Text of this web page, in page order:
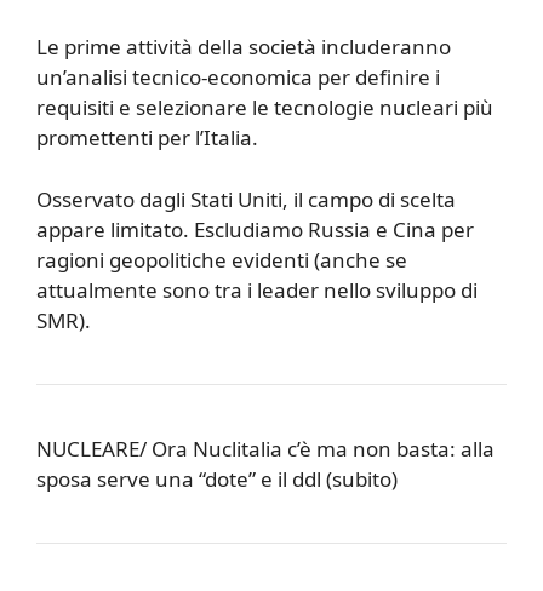
Le prime attività della società includeranno
un’analisi tecnico-economica per definire i
requisiti e selezionare le tecnologie nucleari più
promettenti per l’Italia.
Osservato dagli Stati Uniti, il campo di scelta
appare limitato. Escludiamo Russia e Cina per
ragioni geopolitiche evidenti (anche se
attualmente sono tra i leader nello sviluppo di
SMR).
NUCLEARE/ Ora Nuclitalia c’è ma non basta: alla
sposa serve una “dote” e il ddl (subito)